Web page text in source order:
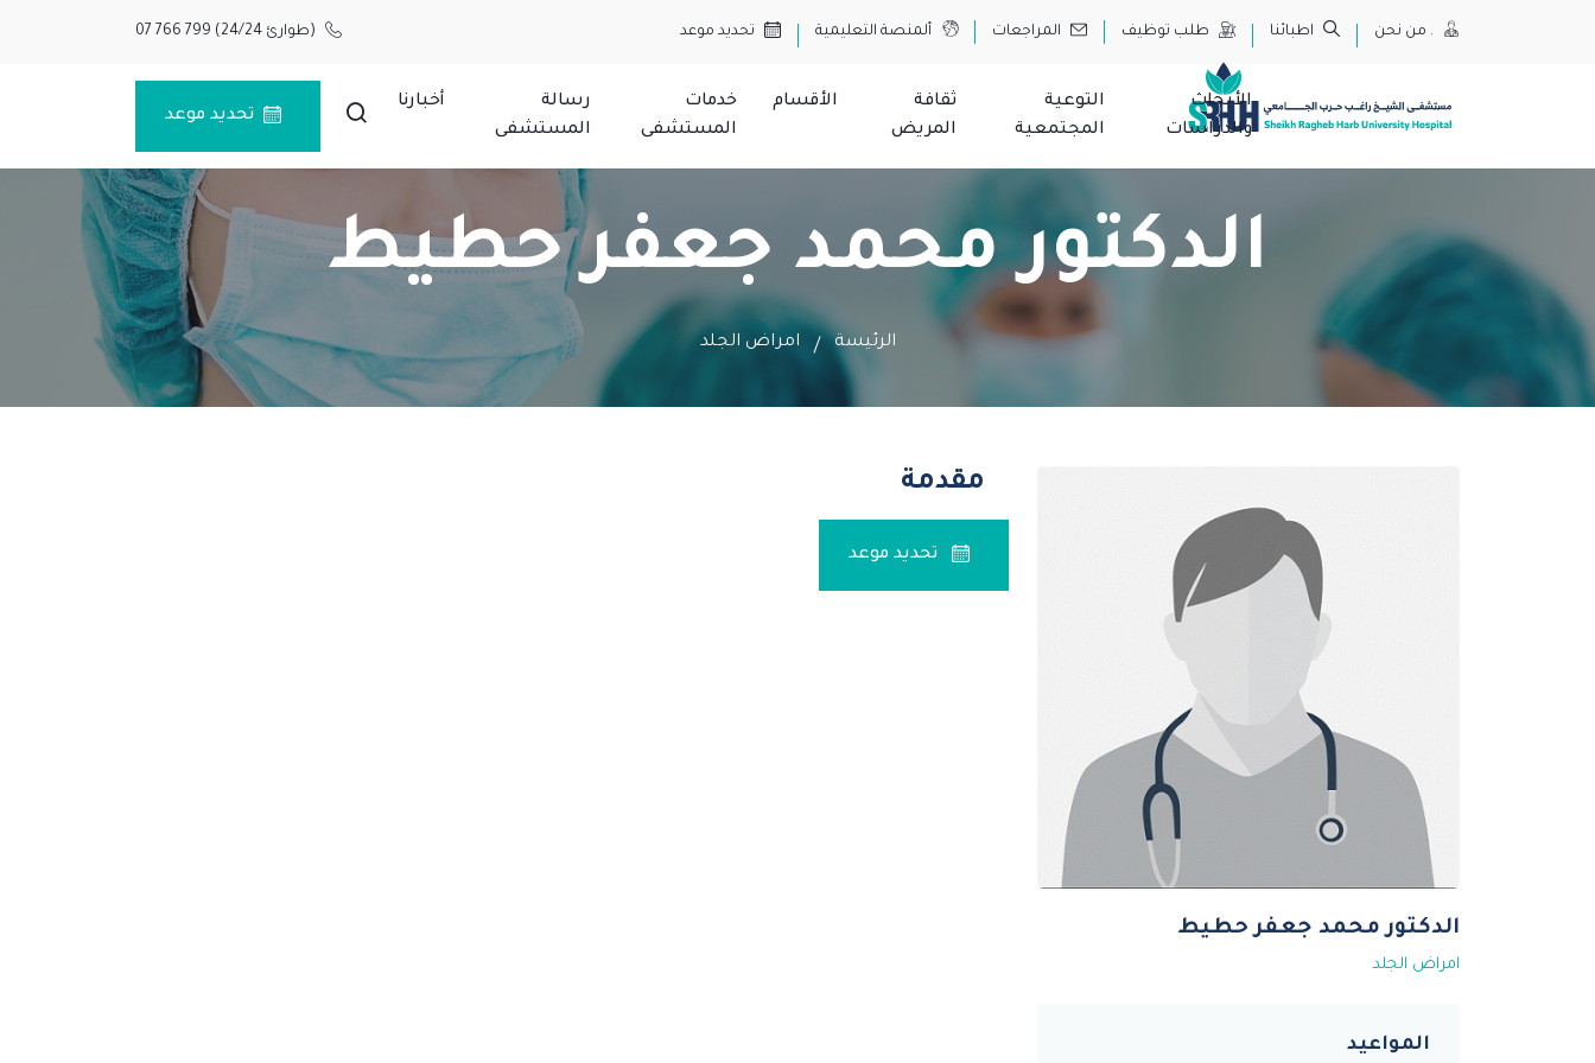
. من نحن اطبائنا طلب توظيف المراجعات ألمنصة التعليمية تحديد موعد 07 766 799 (طوارئ 24/24)
الأبحاث
والدراسات
التوعية
المجتمعية
ثقافة
المريض
الأقسام
خدمات
المستشفى
رسالة
المستشفى
أخبارنا
تحديد موعد
الدكتور محمد جعفر حطيط
الرئيسة امراض الجلد
الدكتور محمد جعفر حطيط
امراض الجلد
المواعيد
مقدمة
تحديد موعد